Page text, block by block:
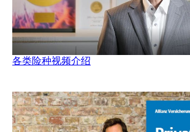
各类险种视频介绍